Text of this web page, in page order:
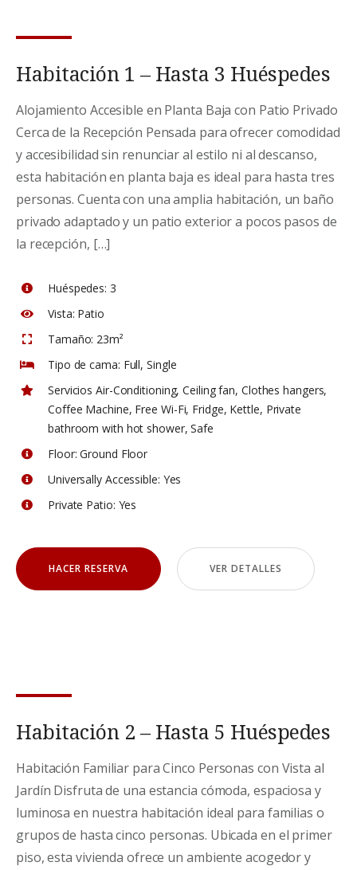
Habitación 1 – Hasta 3 Huéspedes
Alojamiento Accesible en Planta Baja con Patio Privado
Cerca de la Recepción Pensada para ofrecer comodidad
y accesibilidad sin renunciar al estilo ni al descanso,
esta habitación en planta baja es ideal para hasta tres
personas. Cuenta con una amplia habitación, un baño
privado adaptado y un patio exterior a pocos pasos de
la recepción, […]
Huéspedes: 3
Vista: Patio
Tamaño: 23m²
Tipo de cama: Full, Single
Servicios Air-Conditioning,Ceiling fan, Clothes hangers,
Coffee Machine, Free Wi-Fi, Fridge, Kettle, Private
bathroom with hot shower,Safe
Floor: Ground Floor
Universally Accessible: Yes
Private Patio: Yes
HACER RESERVA VER DETALLES
Habitación 2 – Hasta 5 Huéspedes
Habitación Familiar para Cinco Personas con Vista al
Jardín Disfruta de una estancia cómoda, espaciosa y
luminosa en nuestra habitación ideal para familias o
grupos de hasta cinco personas. Ubicada en el primer
piso, esta vivienda ofrece un ambiente acogedor y